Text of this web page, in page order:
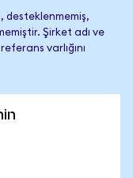
desteklenmemiş,
Şirket adı ve
varlığını